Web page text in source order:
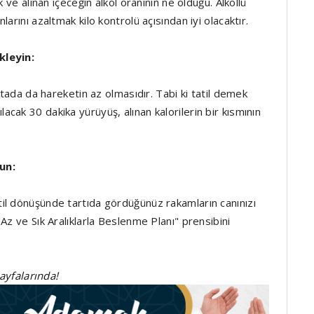
azaltmak kilo kontrolü açısından iyi olacaktır.
da hareketin az olmasıdır. Tabi ki tatil demek
30 dakika yürüyüş, alınan kalorilerin bir kısmının
tartıda gördüğünüz rakamların canınızı
ve Sık Aralıklarla Beslenme Planı" prensibini